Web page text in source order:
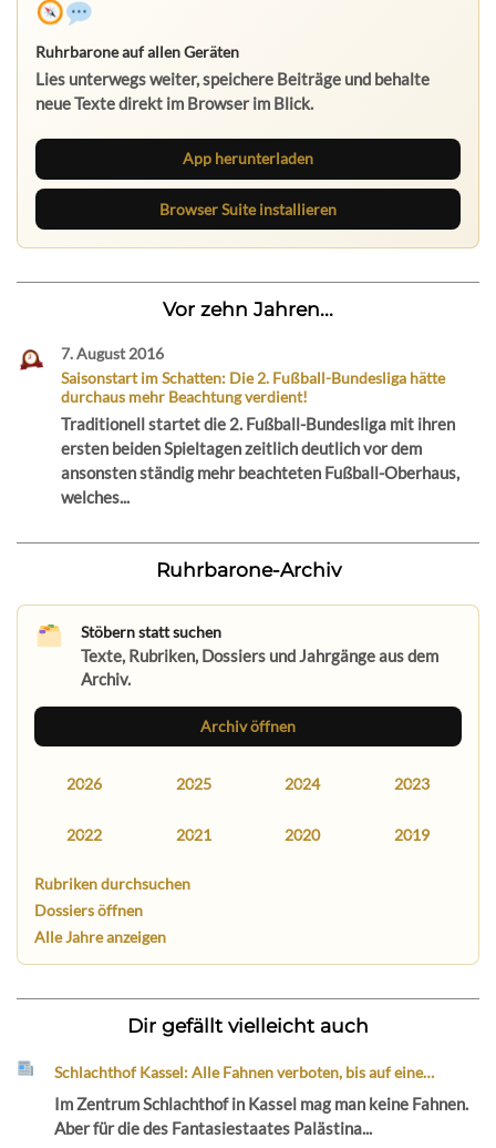
Ruhrbarone auf allen Geräten
Lies unterwegs weiter, speichere Beiträge und behalte
neue Texte direkt im Browser im Blick.
App herunterladen
Browser Suite installieren
Vor zehn Jahren...
7. August 2016
Saisonstart im Schatten: Die 2. Fußball-Bundesliga hätte
durchaus mehr Beachtung verdient!
Traditionell startet die 2. Fußball-Bundesliga mit ihren
ersten beiden Spieltagen zeitlich deutlich vor dem
ansonsten ständig mehr beachteten Fußball-Oberhaus,
welches...
Ruhrbarone-Archiv
Stöbern statt suchen
Texte, Rubriken, Dossiers und Jahrgänge aus dem
Archiv.
Archiv öffnen
2026 2025 2024 2023
2022 2021 2020 2019
Rubriken durchsuchen
Dossiers öffnen
Alle Jahre anzeigen
Dir gefällt vielleicht auch
Schlachthof Kassel: Alle Fahnen verboten, bis auf eine…
Im Zentrum Schlachthof in Kassel mag man keine Fahnen.
Aber für die des Fantasiestaates Palästina...